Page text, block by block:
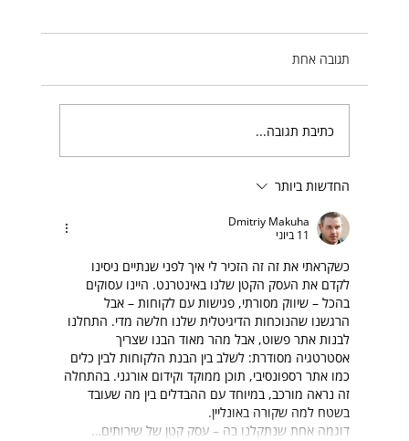
תגובה אחת
כתיבת תגובה...
החדשות ביותר
Dmitriy Makuha
11 ביוני
כשקראתי את זה זה הזכיר לי איך לפני שנתיים ניסינו
לקדם את העסק הקטן שלנו באינטרנט. היינו עסוקים
בהכל – שיווק מסורתי, פגישות עם לקוחות – אבל
הרגשנו שהנוכחות הדיגיטלית שלנו חלשה מדי. התחלנו
לבנות אתר פשוט, אבל מהר מאוד הבנו שצריך
אסטרטגיה מסודרת: לשלב בין הבנת הלקוחות לבין כלים
כמו אתר רספונסיבי, תוכן ממוקד וקידום אורגני. בהתחלה
זה נראה מורכב, במיוחד עם ההבדלים בין מה שעובד
בשטח למה שקורה באונליין.
דוגמה אחת שנתקלנו בה – עסק קטן של שירותים…